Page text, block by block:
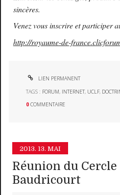
sincères.
Venez vous inscrire et participer
http://royaume-de-
LIEN PERMANENT
TAGS : FORUM, INTERNET, UCLF,
0 COMMENTAIRE
2013. 13. MAI
Réunion du
Baudricourt